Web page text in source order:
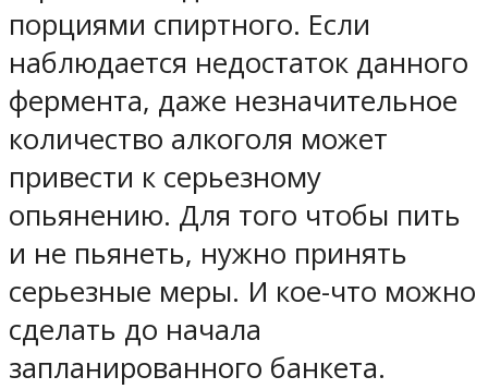
порциями спиртного. Если
наблюдается недостаток данного
фермента, даже незначительное
количество алкоголя может
привести к серьезному
опьянению. Для того чтобы пить
и не пьянеть, нужно принять
серьезные меры. И кое-что можно
сделать до начала
запланированного банкета.